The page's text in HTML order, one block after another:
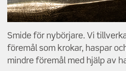
Smide för nybörjare. Vi
föremål som krokar, haspar
mindre föremål med hjälp av